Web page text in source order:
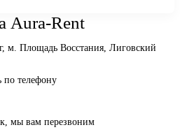
Aura-Rent
м. Площадь Восстания, Лиговский
по телефону
мы вам перезвоним